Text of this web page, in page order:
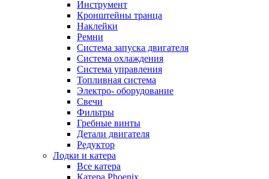
Инструмент
Кронштейны транца
Наклейки
Ремни
Система запуска двигателя
Система охлаждения
Система управления
Топливная система
Электро- оборудование
Свечи
Фильтры
Гребные винты
Детали двигателя
Редуктор
Лодки и катера
Все катера
Катера Phoenix